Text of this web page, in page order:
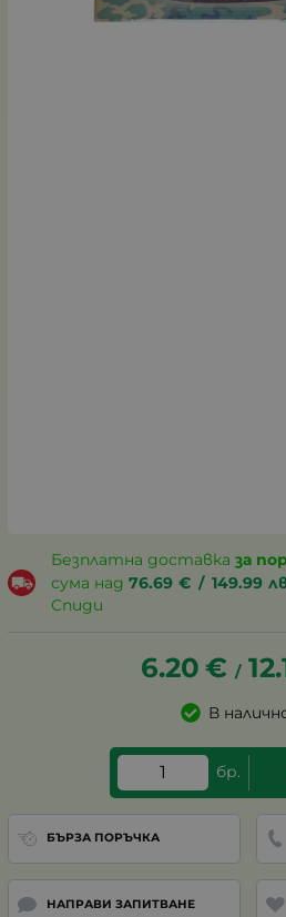
Безплатна доставка за
сума над 76.69 € / 149.99
Спиди
6.20 € /
В
бр.
БЪРЗА ПОРЪЧКА
НАПРАВИ ЗАПИТВАНЕ